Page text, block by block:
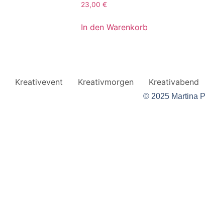
23,00 €
In den Warenkorb
Kreativevent Kreativmorgen Kreativabend
© 2025 Martina